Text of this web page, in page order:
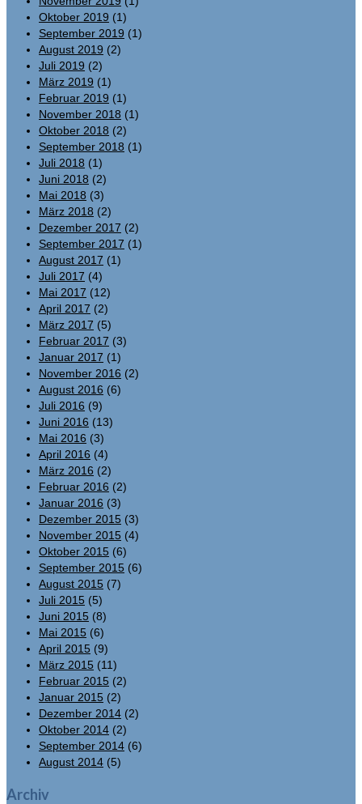
Oktober 2019 (1)
September 2019 (1)
August 2019 (2)
Juli 2019 (2)
März 2019 (1)
Februar 2019 (1)
November 2018 (1)
Oktober 2018 (2)
September 2018 (1)
Juli 2018 (1)
Juni 2018 (2)
Mai 2018 (3)
März 2018 (2)
Dezember 2017 (2)
September 2017 (1)
August 2017 (1)
Juli 2017 (4)
Mai 2017 (12)
April 2017 (2)
März 2017 (5)
Februar 2017 (3)
Januar 2017 (1)
November 2016 (2)
August 2016 (6)
Juli 2016 (9)
Juni 2016 (13)
Mai 2016 (3)
April 2016 (4)
März 2016 (2)
Februar 2016 (2)
Januar 2016 (3)
Dezember 2015 (3)
November 2015 (4)
Oktober 2015 (6)
September 2015 (6)
August 2015 (7)
Juli 2015 (5)
Juni 2015 (8)
Mai 2015 (6)
April 2015 (9)
März 2015 (11)
Februar 2015 (2)
Januar 2015 (2)
Dezember 2014 (2)
Oktober 2014 (2)
September 2014 (6)
August 2014 (5)
Archiv